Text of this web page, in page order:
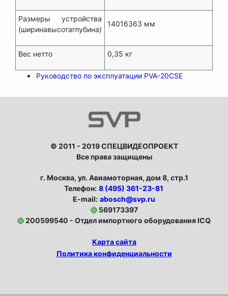
Размеры устройства
(ширинавысотаглубина)
14016363 мм
Вес нетто 0,35 кг
Руководство по эксплуатации PVA-20CSE
© 2011 - 2019 СПЕЦВИДЕОПРОЕКТ
Все права защищены
г. Москва, ул. Авиамоторная, дом 8, стр.1
Телефон: 8 (495) 361-23-81
E-mail: abosch@svp.ru
569173397
200599540 - Отдел импортного оборудования ICQ
Карта сайта
Политика конфиденциальности